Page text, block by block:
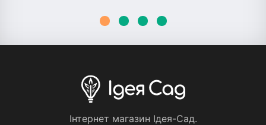
Iнтернет магазин Iдея-Сад.